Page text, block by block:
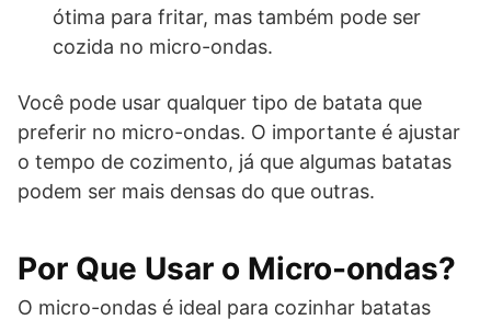
ótima para fritar, mas também pode ser
cozida no micro-ondas.
Você pode usar qualquer tipo de batata que
preferir no micro-ondas. O importante é ajustar
o tempo de cozimento, já que algumas batatas
podem ser mais densas do que outras.
Por Que Usar o Micro-ondas?
O micro-ondas é ideal para cozinhar batatas